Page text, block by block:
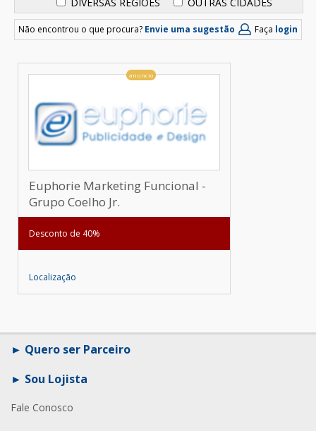
Não encontrou o que procura? Envie uma sugestão Faça login
anúncio
Euphorie Marketing Funcional -
Grupo Coelho Jr.
Desconto de 40%
Localização
Quero ser Parceiro
Sou Lojista
Fale Conosco